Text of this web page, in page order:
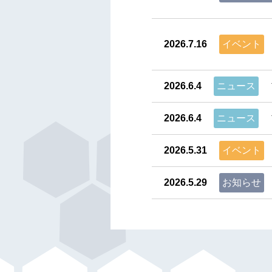
2026.7.16 イベント
2026.6.4 ニュース
2026.6.4 ニュース
2026.5.31 イベント
2026.5.29 お知らせ